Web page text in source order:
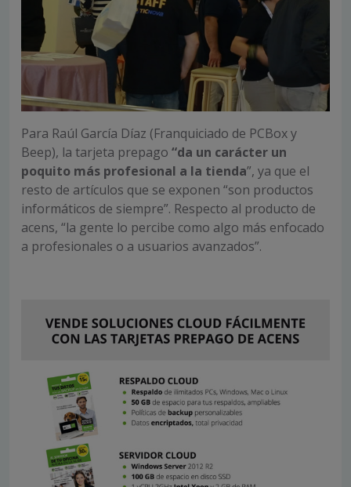
Para Raúl García Díaz (Franquiciado de PCBox y
Beep), la tarjeta prepago “da un carácter un
poquito más profesional a la tienda”, ya que el
resto de artículos que se exponen “son productos
informáticos de siempre”. Respecto al producto de
acens, “la gente lo percibe como algo más enfocado
a profesionales o a usuarios avanzados”.